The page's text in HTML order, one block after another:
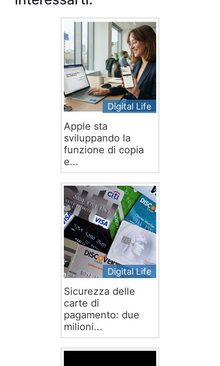
Digital Life
Apple sta
sviluppando la
funzione di copia
e...
Digital Life
Sicurezza delle
carte di
pagamento: due
milioni...